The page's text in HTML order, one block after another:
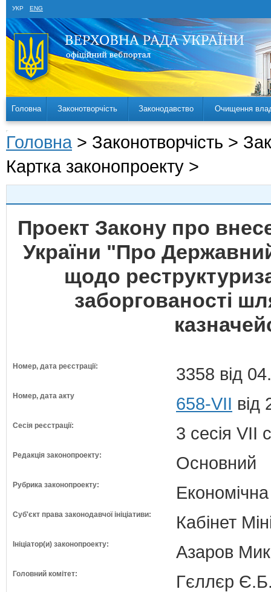
УКР ENG
Головна Законотворчість Законодавство Очищення
Головна > Законотворчість >
Картка законопроекту >
Проект Закону про
України "Про
щодо
заборгованості
Номер, дата реєстрації: 3358 від
Номер, дата акту 658-VII від
Сесія реєстрації: 3 сесія VII
Редакція законопроекту: Основний
Рубрика законопроекту:
Суб'єкт права законодавчої ініціативи: Кабінет
Ініціатор(и) законопроекту: Азаров
Головний комітет: Гєллєр